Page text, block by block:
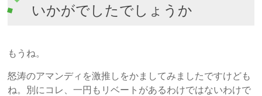
いかがでしたでしょうか
もうね。
怒涛のアマンディを激推しをかましてみましたですけども
ね。別にコレ、一円もリベートがあるわけではないわけで